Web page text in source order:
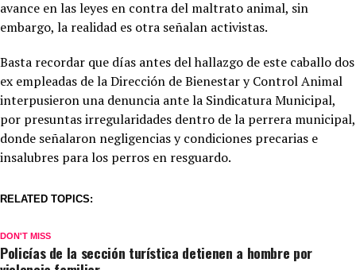
avance en las leyes en contra del maltrato animal, sin
embargo, la realidad es otra señalan activistas.
Basta recordar que días antes del hallazgo de este caballo dos
ex empleadas de la Dirección de Bienestar y Control Animal
interpusieron una denuncia ante la Sindicatura Municipal,
por presuntas irregularidades dentro de la perrera municipal,
donde señalaron negligencias y condiciones precarias e
insalubres para los perros en resguardo.
RELATED TOPICS:
DON'T MISS
Policías de la sección turística detienen a hombre por